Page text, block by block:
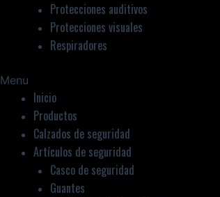
Protecciones auditivos
Protecciones visuales
Respiradores
Menu
Inicio
Productos
Calzados de seguridad
Artículos de seguridad
Casco de seguridad
Guantes